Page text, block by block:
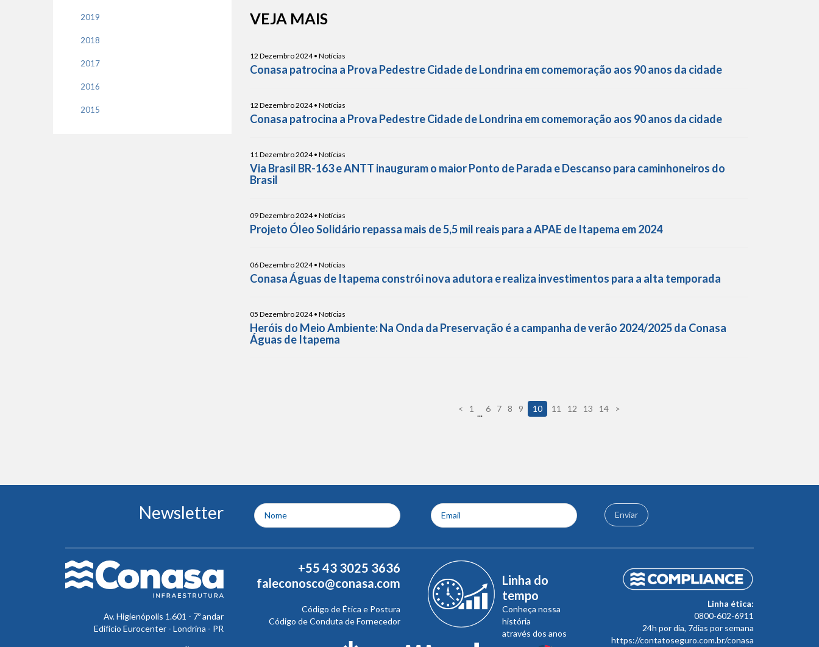
2019
2018
2017
2016
2015
VEJA MAIS
12 Dezembro 2024 • Notícias
Conasa patrocina a Prova Pedestre Cidade de Londrina em comemoração aos 90 anos da cidade
12 Dezembro 2024 • Notícias
Conasa patrocina a Prova Pedestre Cidade de Londrina em comemoração aos 90 anos da cidade
11 Dezembro 2024 • Notícias
Via Brasil BR-163 e ANTT inauguram o maior Ponto de Parada e Descanso para caminhoneiros do
Brasil
09 Dezembro 2024 • Notícias
Projeto Óleo Solidário repassa mais de 5,5 mil reais para a APAE de Itapema em 2024
06 Dezembro 2024 • Notícias
Conasa Águas de Itapema constrói nova adutora e realiza investimentos para a alta temporada
05 Dezembro 2024 • Notícias
Heróis do Meio Ambiente: Na Onda da Preservação é a campanha de verão 2024/2025 da Conasa
Águas de Itapema
< 1 ... 6 7 8 9 10 11 12 13 14 >
rodapé
Newsletter Enviar
Av. Higienópolis 1.601 - 7º andar
Edifício Eurocenter - Londrina - PR
+55 43 3025 3636
faleconosco@conasa.com
Código de Ética e Postura
Código de Conduta de Fornecedor
Linha do
tempo
Conheça nossa
história
através dos anos
Linha ética:
0800-602-6911
24h por dia, 7dias por semana
https://contatoseguro.com.br/conasa